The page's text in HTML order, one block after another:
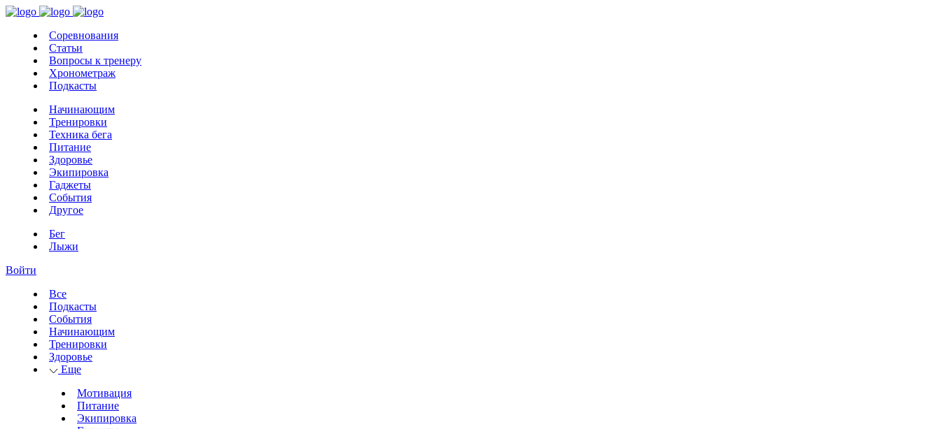
Соревнования
Статьи
Вопросы к тренеру
Хронометраж
Подкасты
Начинающим
Тренировки
Техника бега
Питание
Здоровье
Экипировка
Гаджеты
События
Другое
Бег
Лыжи
Войти
Все
Подкасты
События
Начинающим
Тренировки
Здоровье
Еще
Мотивация
Питание
Экипировка